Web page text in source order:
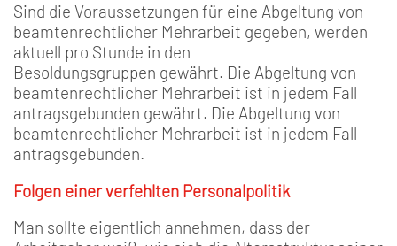
Sind die Voraussetzungen für eine Abgeltung von
beamtenrechtlicher Mehrarbeit gegeben, werden
aktuell pro Stunde in den
Besoldungsgruppen gewährt. Die Abgeltung von
beamtenrechtlicher Mehrarbeit ist in jedem Fall
antragsgebunden gewährt. Die Abgeltung von
beamtenrechtlicher Mehrarbeit ist in jedem Fall
antragsgebunden.
Folgen einer verfehlten Personalpolitik
Man sollte eigentlich annehmen, dass der